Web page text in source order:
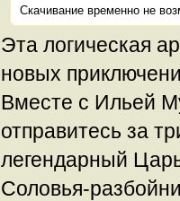
Скачивание временно не
Эта логическая
новых
Вместе с Ильей
отправитесь за
легендарный
Соловья-